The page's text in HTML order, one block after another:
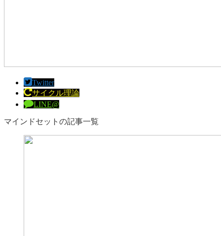
Twitter
サイクル理論
LINE@
マインドセットの記事一覧